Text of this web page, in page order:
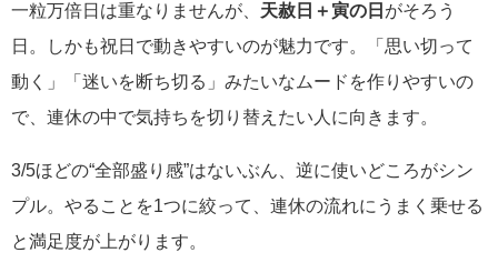
一粒万倍日は重なりませんが、 天赦日＋寅の日 がそろう
日。しかも祝日で動きやすいのが魅力です。「思い切って
動く」「迷いを断ち切る」みたいなムードを作りやすいの
で、連休の中で気持ちを切り替えたい人に向きます。
3/5ほどの“全部盛り感”はないぶん、逆に使いどころがシン
プル。やることを1つに絞って、連休の流れにうまく乗せる
と満足度が上がります。